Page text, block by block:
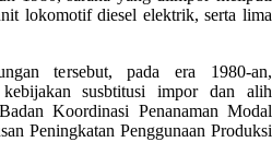
lokomotif diesel elektrik, serta lima
tersebut, pada era 1980-an,
susbtitusi impor dan alih
Koordinasi Penanaman Modal
Peningkatan Penggunaan Produksi